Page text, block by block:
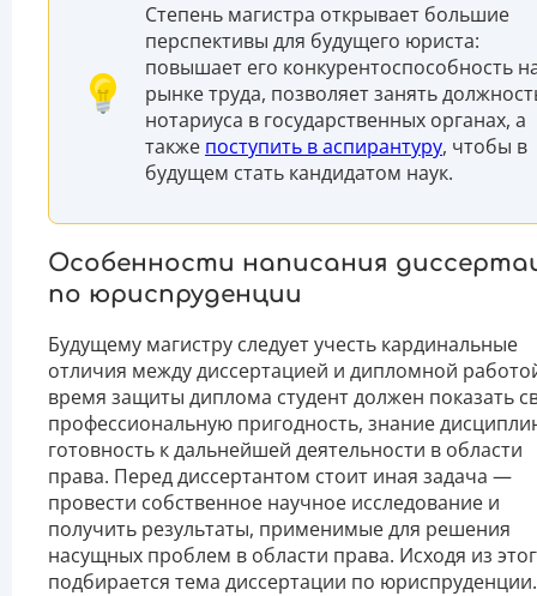
Степень магистра открывает большие
перспективы для будущего юриста:
повышает его конкурентоспособность
рынке труда, позволяет занять
нотариуса в государственных органах, а
также поступить в аспирантуру, чтобы в
будущем стать кандидатом наук.
Особенности написания
по юриспруденции
Будущему магистру следует учесть кардинальные
отличия между диссертацией и дипломной
время защиты диплома студент должен показать
профессиональную пригодность, знание
готовность к дальнейшей деятельности в области
права. Перед диссертантом стоит иная задача —
провести собственное научное исследование и
получить результаты, применимые для решения
насущных проблем в области права. Исходя из
подбирается тема диссертации по